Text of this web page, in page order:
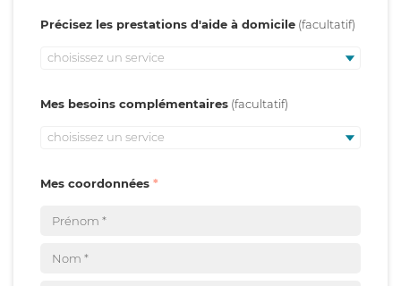
Précisez les prestations d'aide à domicile
choisissez un service
Mes besoins complémentaires
choisissez un service
Mes coordonnées